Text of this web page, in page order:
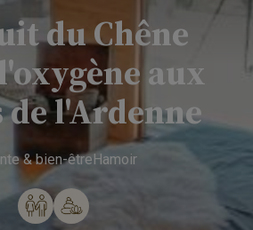
duChêne
aux
del'Ardenne
& bien-êtreHamoir